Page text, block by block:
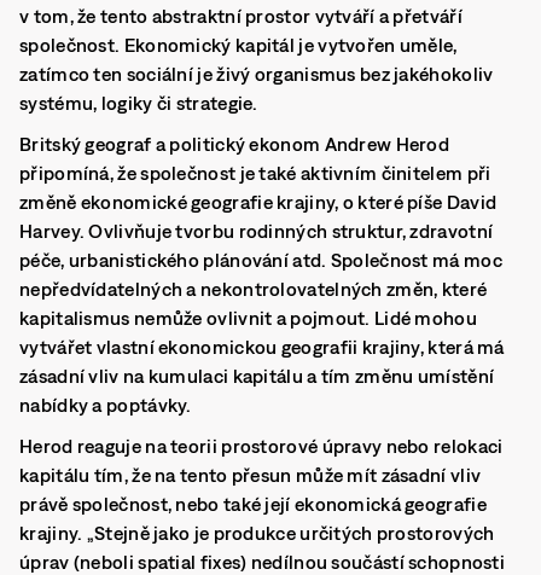
v tom, že tento abstraktní prostor vytváří a přetváří
společnost. Ekonomický kapitál je vytvořen uměle,
zatímco ten sociální je živý organismus bez jakéhokoliv
systému, logiky či strategie.
Britský geograf a politický ekonom Andrew Herod
připomíná, že společnost je také aktivním činitelem při
změně ekonomické geografie krajiny, o které píše David
Harvey. Ovlivňuje tvorbu rodinných struktur, zdravotní
péče, urbanistického plánování atd. Společnost má moc
nepředvídatelných a nekontrolovatelných změn, které
kapitalismus nemůže ovlivnit a pojmout. Lidé mohou
vytvářet vlastní ekonomickou geografii krajiny, která má
zásadní vliv na kumulaci kapitálu a tím změnu umístění
nabídky a poptávky.
Herod reaguje na teorii prostorové úpravy nebo relokaci
kapitálu tím, že na tento přesun může mít zásadní vliv
právě společnost, nebo také její ekonomická geografie
krajiny. „Stejně jako je produkce určitých prostorových
úprav (neboli spatial fixes) nedílnou součástí schopnosti